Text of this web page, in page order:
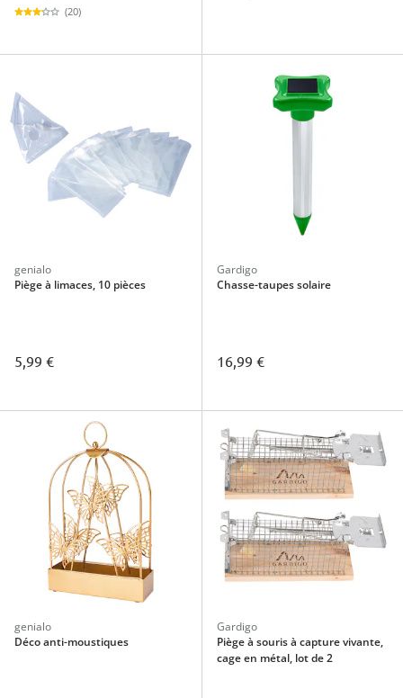
(20)
genialo
Piège à limaces, 10 pièces
5,99 €
Gardigo
Chasse-taupes solaire
16,99 €
genialo
Déco anti-moustiques
Gardigo
Piège à souris à capture vivante,
cage en métal, lot de 2